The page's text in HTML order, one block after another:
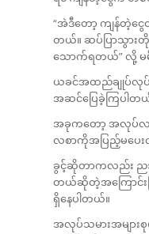
“အဲဒီတော့ ကျန်တဲ့ငွ
တယ်။ ဆပ်ပြာသွား
သောက်ရတယ်” လို့ မမို
ယခင်အထည်ချုပ်လုပ်
အဆင်ပြေခဲ့ကြပါတ
အခုကတော့ အလုပ်လည်
လစာကိုအပြည့်မပေးတ
ခွင့်ဆိုတာကလည်း ညဘ
တယ်ဆိုတဲ့အကြောင်း
ရှိနေပါတယ်။
အလုပ်သမားအများစု